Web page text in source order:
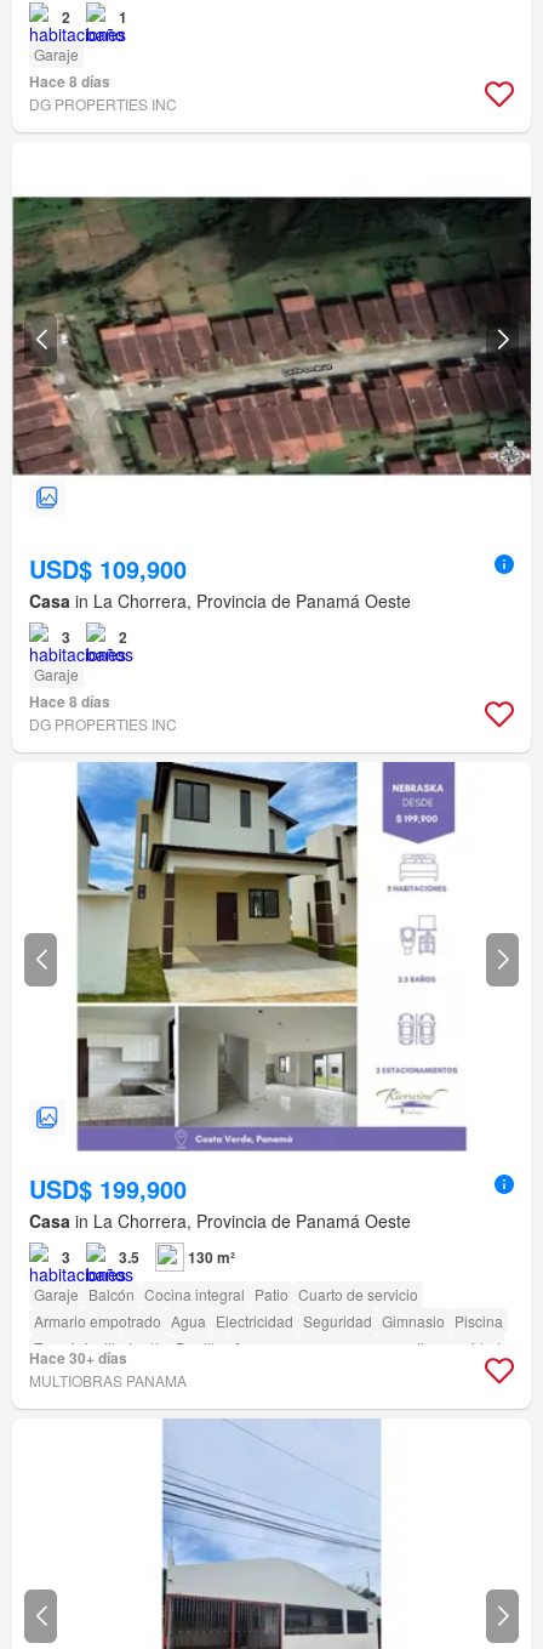
2 1
Garaje
Hace 8 días
DG PROPERTIES INC
USD$ 109,900
Casa in La Chorrera, Provincia de Panamá Oeste
3 2
Garaje
Hace 8 días
DG PROPERTIES INC
USD$ 199,900
Casa in La Chorrera, Provincia de Panamá Oeste
3 3.5 130 m²
Garaje Balcón Cocina integral Patio Cuarto de servicio
Armario empotrado Agua Electricidad Seguridad Gimnasio Piscina
Zona infantil
Jardín Parrilla
Acceso para personas con discapacidad
Cancha de tenis
Hace 30+ días
MULTIOBRAS PANAMA